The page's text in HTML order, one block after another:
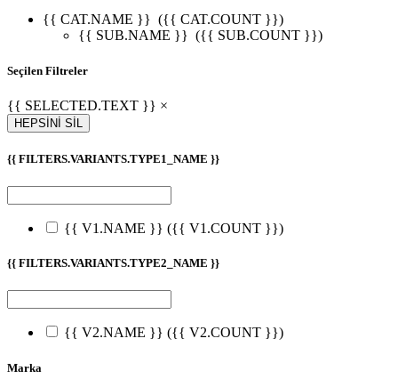
{{ CAT.NAME }} ({{ CAT.COUNT }})
{{ SUB.NAME }} ({{ SUB.COUNT }})
Seçilen Filtreler
{{ SELECTED.TEXT }} ×
HEPSİNİ SİL
{{ FILTERS.VARIANTS.TYPE1_NAME }}
{{ V1.NAME }} ({{ V1.COUNT }})
{{ FILTERS.VARIANTS.TYPE2_NAME }}
{{ V2.NAME }} ({{ V2.COUNT }})
Marka